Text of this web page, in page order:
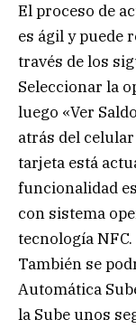
El proceso de
es ágil y puede
través de los
Seleccionar la
luego «Ver
atrás del
tarjeta está
funcionalidad
con sistema
tecnología NFC.
También se
Automática
la Sube unos